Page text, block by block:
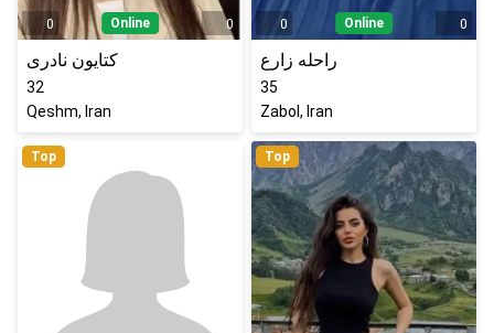
0 Online 0
کتایون نادری
32
Qeshm, Iran
0 Online 0
راحله زارع
35
Zabol, Iran
Top Top